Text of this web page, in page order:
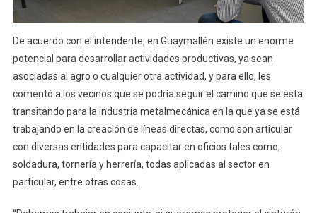
De acuerdo con el intendente, en Guaymallén existe un enorme
potencial para desarrollar actividades productivas, ya sean
asociadas al agro o cualquier otra actividad, y para ello, les
comentó a los vecinos que se podría seguir el camino que se esta
transitando para la industria metalmecánica en la que ya se está
trabajando en la creación de líneas directas, como son articular
con diversas entidades para capacitar en oficios tales como,
soldadura, tornería y herrería, todas aplicadas al sector en
particular, entre otras cosas.